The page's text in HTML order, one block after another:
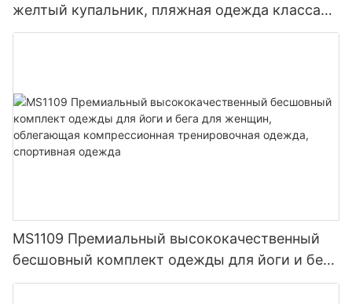
желтый купальник, пляжная одежда класса
люкс для женщин, комплект из 2 частей,
MS1109 Премиальный высококачественный
бесшовный комплект одежды для йоги и бега
для женщин, облегающая компрессионная